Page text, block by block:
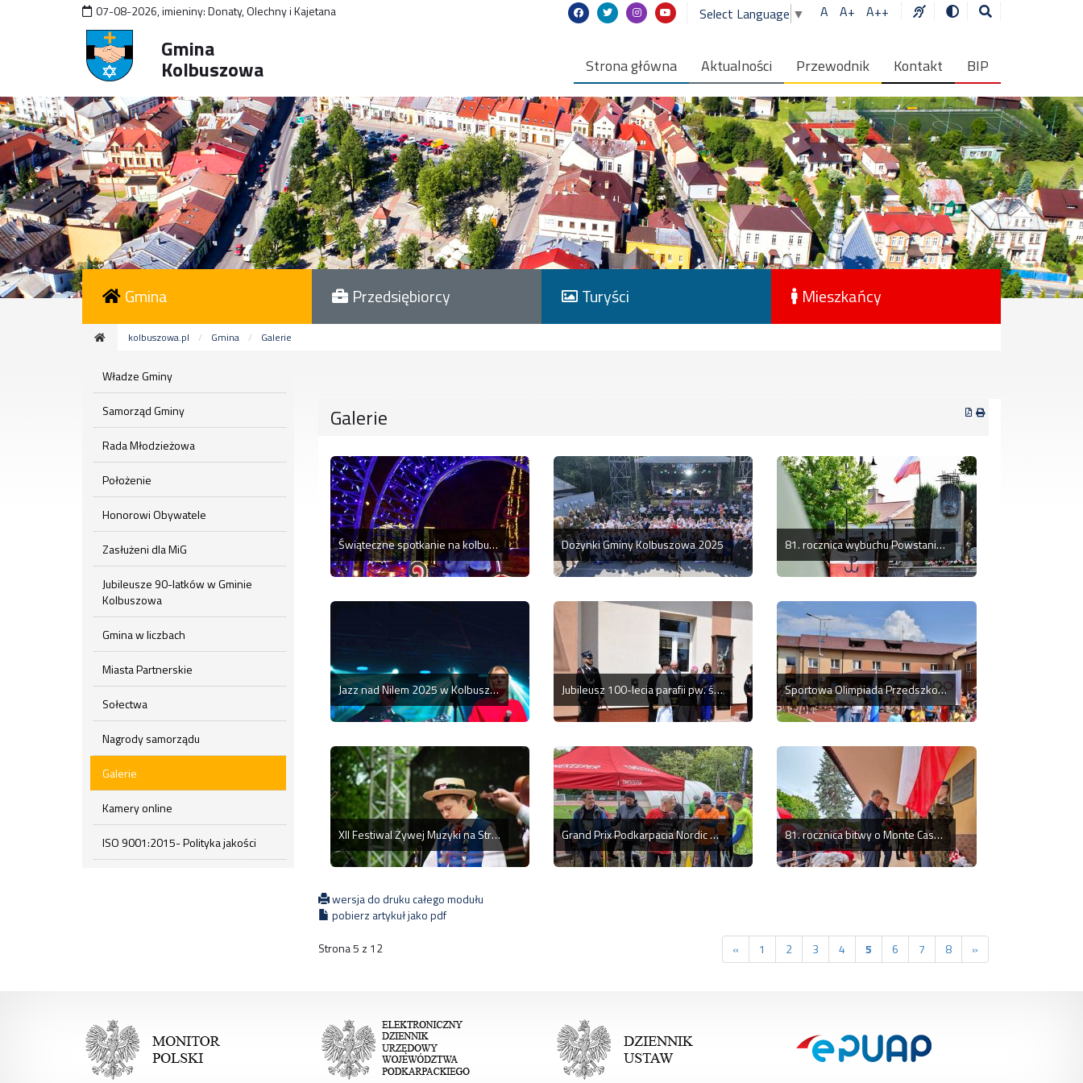
07-08-2026,imieniny:Donaty, Olechny i Kajetana A A+ A++
Select Language ▼
Gmina
Kolbuszowa Strona główna Aktualności Przewodnik Kontakt BIP
Gmina Przedsiębiorcy Turyści Mieszkańcy
kolbuszowa.pl Gmina Galerie
Władze Gminy
Samorząd Gminy
Rada Młodzieżowa
Położenie
Honorowi Obywatele
Zasłużeni dla MiG
Jubileusze 90-latków w Gminie
Kolbuszowa
Gmina w liczbach
Miasta Partnerskie
Sołectwa
Nagrody samorządu
Galerie
Kamery online
ISO 9001:2015- Polityka jakości
Galerie
Świąteczne spotkanie na kolbuszowskim rynku Dożynki Gminy Kolbuszowa 2025 81. rocznica wybuchu Powstania Warszawskiego
Jazz nad Nilem 2025 w Kolbuszowej Jubileusz 100-lecia parafii pw. św. Jana Chrzciciela oraz OSP w Kupnie Sportowa Olimpiada Przedszkolaków w Kolbuszowej
XII Festiwal Żywej Muzyki na Strun Dwanaście i Trzy Smyki Grand Prix Podkarpacia Nordic Walking - sportowe zmagania w Kolbuszowej 81. rocznica bitwy o Monte Cassino
wersja do druku całego modułu
pobierz artykuł jako pdf
Strona 5 z 12
« 1 2 3 4 5 6 7 8 »